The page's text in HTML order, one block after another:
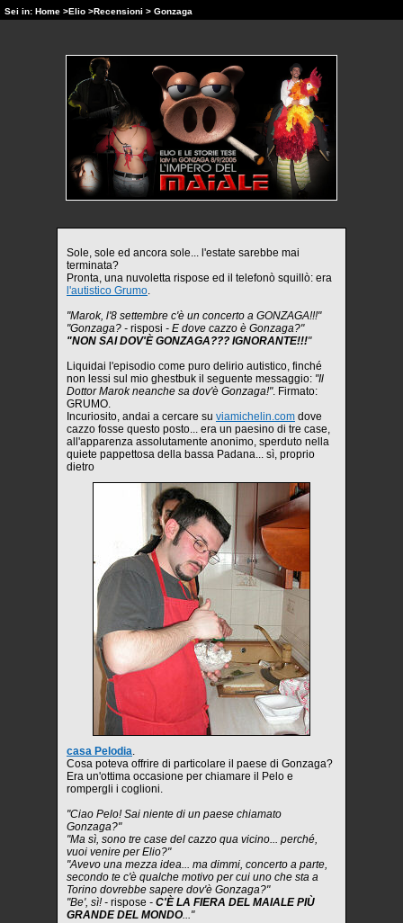
Sei in: Home >Elio >Recensioni > Gonzaga
Sole, sole ed ancora sole... l'estate sarebbe mai
terminata?
Pronta, una nuvoletta rispose ed il telefonò squillò: era
l'autistico Grumo.
"Marok, l'8 settembre c'è un concerto a GONZAGA!!!"
"Gonzaga? - risposi - E dove cazzo è Gonzaga?"
"NON SAI DOV'È GONZAGA??? IGNORANTE!!!"
Liquidai l'episodio come puro delirio autistico, finché
non lessi sul mio ghestbuk il seguente messaggio: "Il
Dottor Marok neanche sa dov'è Gonzaga!". Firmato:
GRUMO.
Incuriosito, andai a cercare su viamichelin.com dove
cazzo fosse questo posto... era un paesino di tre case,
all'apparenza assolutamente anonimo, sperduto nella
quiete pappettosa della bassa Padana... sì, proprio
dietro
casa Pelodia.
Cosa poteva offrire di particolare il paese di Gonzaga?
Era un'ottima occasione per chiamare il Pelo e
rompergli i coglioni.
"Ciao Pelo! Sai niente di un paese chiamato
Gonzaga?"
"Ma sì, sono tre case del cazzo qua vicino... perché,
vuoi venire per Elio?"
"Avevo una mezza idea... ma dimmi, concerto a parte,
secondo te c'è qualche motivo per cui uno che sta a
Torino dovrebbe sapere dov'è Gonzaga?"
"Be', sì! - rispose - C'È LA FIERA DEL MAIALE PIÙ
GRANDE DEL MONDO..."